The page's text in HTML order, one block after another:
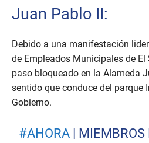
Juan Pablo II:
Debido a una manifestación
de Empleados Municipales de El
paso bloqueado en la Alameda
sentido que conduce del parque
Gobierno.
#AHORA | MIEMBROS